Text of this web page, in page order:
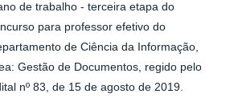
de trabalho - terceira etapa do
para professor efetivo do
de Ciência da Informação,
Gestão de Documentos, regido pelo
nº 83, de 15 de agosto de 2019.